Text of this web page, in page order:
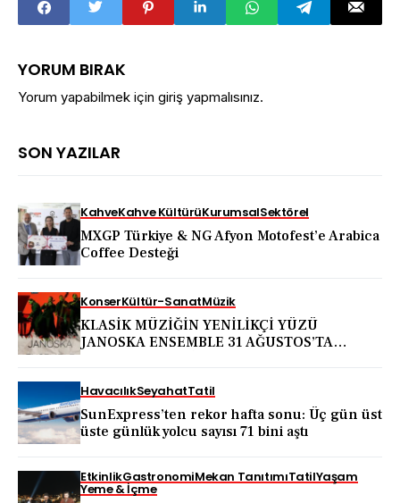
YORUM BIRAK
Yorum yapabilmek için giriş yapmalısınız.
SON YAZILAR
KahveKahve KültürüKurumsalSektörel
MXGP Türkiye & NG Afyon Motofest’e Arabica
Coffee Desteği
KonserKültür-SanatMüzik
KLASİK MÜZİĞİN YENİLİKÇİ YÜZÜ
JANOSKA ENSEMBLE 31 AĞUSTOS’TA
HavacılıkSeyahatTatil
SunExpress’ten rekor hafta sonu: Üç gün üst
üste günlük yolcu sayısı 71 bini aştı
EtkinlikGastronomiMekan TanıtımıTatilYaşam
Yeme & İçme